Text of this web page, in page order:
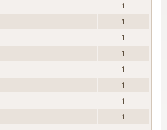
1
1
1
1
1
1
1
1